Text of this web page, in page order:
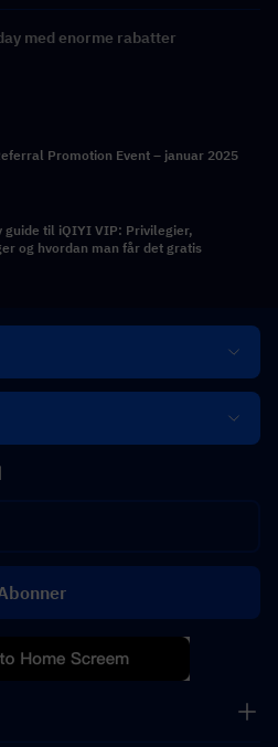
med enorme rabatter
Promotion Event – ​​januar 2025
guide til iQIYI VIP: Privilegier,
og hvordan man får det gratis